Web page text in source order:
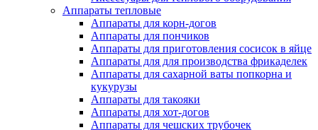
Аппараты тепловые
Аппараты для корн-догов
Аппараты для пончиков
Аппараты для приготовления сосисок в яйце
Аппараты для для производства фрикаделек
Аппараты для сахарной ваты попкорна и
кукурузы
Аппараты для такояки
Аппараты для хот-догов
Аппараты для чешских трубочек